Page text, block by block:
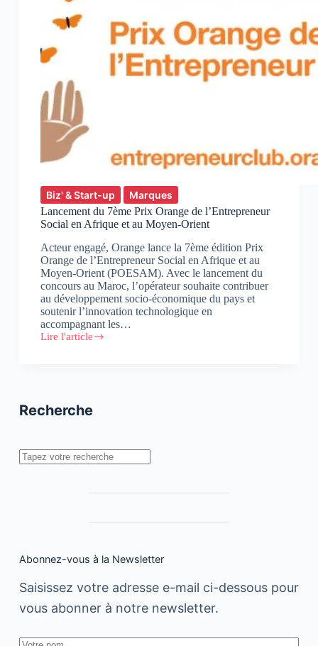
Biz' & Start-up
Marques
Lancement du 7ème Prix Orange de l’Entrepreneur
Social en Afrique et au Moyen-Orient
Acteur engagé, Orange lance la 7ème édition Prix
Orange de l’Entrepreneur Social en Afrique et au
Moyen-Orient (POESAM). Avec le lancement du
concours au Maroc, l’opérateur souhaite contribuer
au développement socio-économique du pays et
soutenir l’innovation technologique en
accompagnant les…
Lire l'article
Lancement
l’Entrepreneur
Afrique
et
Recherche
Rechercher
Abonnez-vous à la Newsletter
Saisissez votre adresse e-mail ci-dessous pour
vous abonner à notre newsletter.